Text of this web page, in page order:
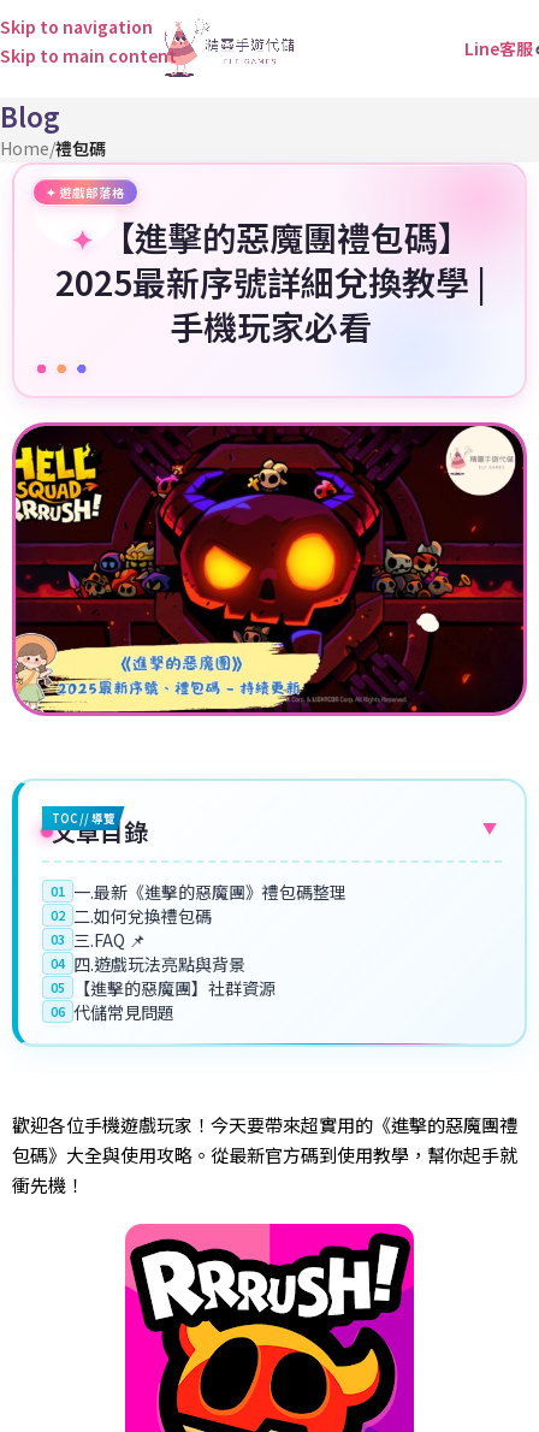
Skip to navigation
Skip to main content
Line客服
Blog
Home/禮包碼
【進擊的惡魔團禮包碼】
2025最新序號詳細兌換教學 |
手機玩家必看
TOC // 導覽
文章目錄 ▼
01 一.最新《進擊的惡魔團》禮包碼整理
02 二.如何兌換禮包碼
03 三.FAQ 📌
04 四.遊戲玩法亮點與背景
05 【進擊的惡魔團】社群資源
06 代儲常見問題
歡迎各位手機遊戲玩家！今天要帶來超實用的《進擊的惡魔團禮
包碼》大全與使用攻略。從最新官方碼到使用教學，幫你起手就
衝先機！